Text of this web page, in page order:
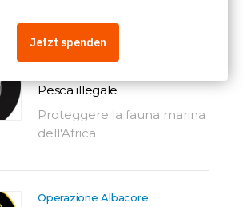
Pesca illegale
Proteggere la fauna marina
dell'Africa
Operazione Albacore